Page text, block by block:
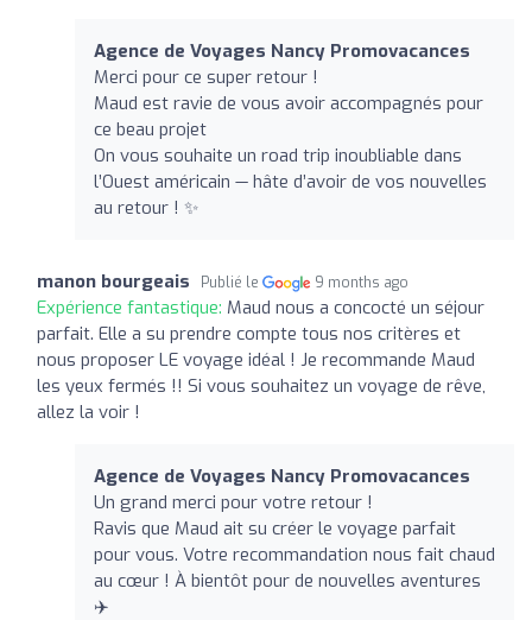
Agence de Voyages Nancy Promovacances
Merci pour ce super retour !
Maud est ravie de vous avoir accompagnés pour
ce beau projet
On vous souhaite un road trip inoubliable dans
l’Ouest américain — hâte d’avoir de vos nouvelles
au retour ! ✨
manon bourgeais Publié le 9 months ago
Expérience fantastique: Maud nous a concocté un séjour
parfait. Elle a su prendre compte tous nos critères et
nous proposer LE voyage idéal ! Je recommande Maud
les yeux fermés !! Si vous souhaitez un voyage de rêve,
allez la voir !
Agence de Voyages Nancy Promovacances
Un grand merci pour votre retour !
Ravis que Maud ait su créer le voyage parfait
pour vous. Votre recommandation nous fait chaud
au cœur ! À bientôt pour de nouvelles aventures
✈️